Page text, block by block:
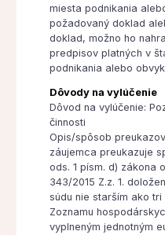
miesta podnikania
požadovaný doklad
doklad, možno ho
predpisov platných v
podnikania alebo
Dôvody na vylúčenie
Dôvod na vylúčenie:
činnosti
Opis/spôsob
záujemca preukazuje
ods. 1 písm. d) zákona
343/2015 Z.z. 1.
súdu nie starším ako
Zoznamu
vyplneným jednotným